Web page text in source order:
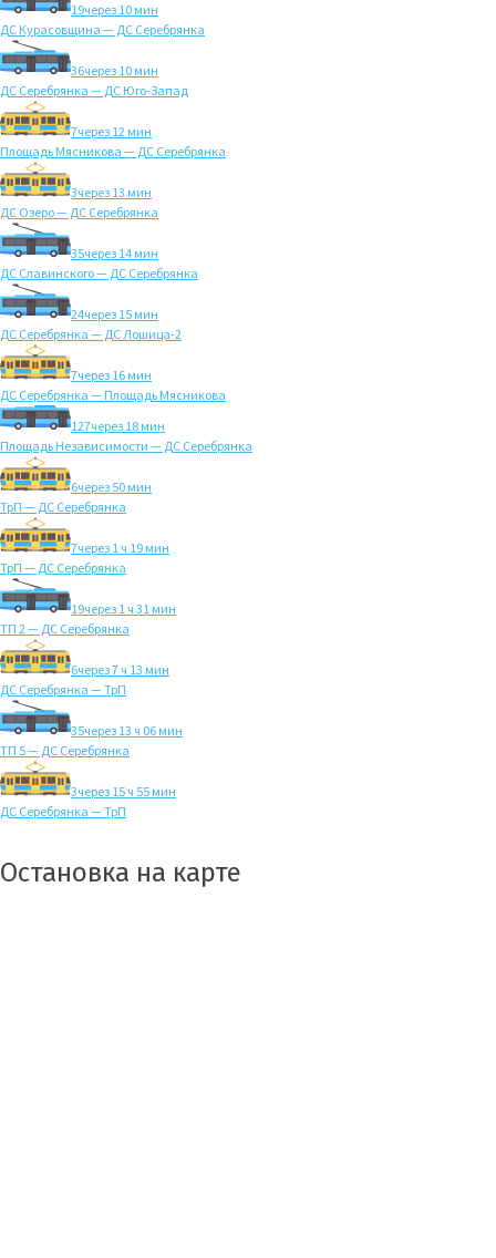
19через 10 мин
ДС Курасовщина — ДС Серебрянка
36через 10 мин
ДС Серебрянка — ДС Юго-Запад
7через 12 мин
Площадь Мясникова — ДС Серебрянка
3через 13 мин
ДС Озеро — ДС Серебрянка
35через 14 мин
ДС Славинского — ДС Серебрянка
24через 15 мин
ДС Серебрянка — ДС Лошица-2
7через 16 мин
ДС Серебрянка — Площадь Мясникова
127через 18 мин
Площадь Независимости — ДС Серебрянка
6через 50 мин
ТрП — ДС Серебрянка
7через 1 ч 19 мин
ТрП — ДС Серебрянка
19через 1 ч 31 мин
ТП 2 — ДС Серебрянка
6через 7 ч 13 мин
ДС Серебрянка — ТрП
35через 13 ч 06 мин
ТП 5 — ДС Серебрянка
3через 15 ч 55 мин
ДС Серебрянка — ТрП
Остановка на карте